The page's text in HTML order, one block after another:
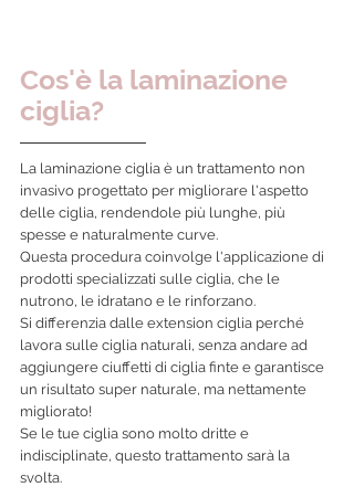
Cos'è la laminazione
ciglia?
La laminazione ciglia è un trattamento non
invasivo progettato per migliorare l'aspetto
delle ciglia, rendendole più lunghe, più
spesse e naturalmente curve.
Questa procedura coinvolge l'applicazione di
prodotti specializzati sulle ciglia, che le
nutrono, le idratano e le rinforzano.
Si differenzia dalle extension ciglia perché
lavora sulle ciglia naturali, senza andare ad
aggiungere ciuffetti di ciglia finte e garantisce
un risultato super naturale, ma nettamente
migliorato!
Se le tue ciglia sono molto dritte e
indisciplinate, questo trattamento sarà la
svolta.